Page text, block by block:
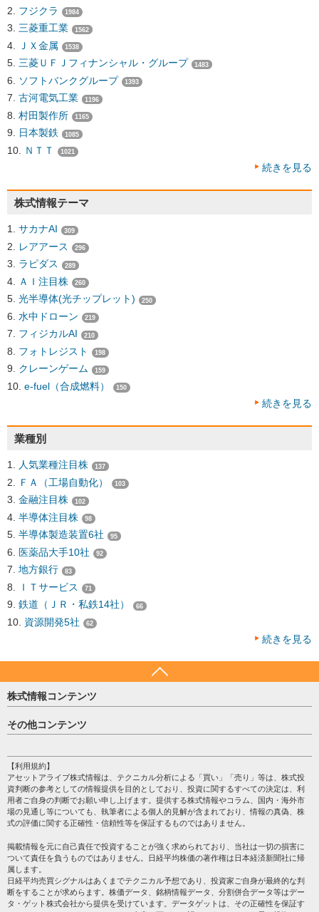
フジクラ 1984
三菱重工業 1562
ＪＸ金属 1538
三菱ＵＦＪフィナンシャル・グループ 1483
ソフトバンクグループ 1393
古河電気工業 1196
村田製作所 1165
日本製鉄 1085
ＮＴＴ 1021
続きを見る
株式情報テーマ
サカナAI 309
レアアース 296
ラピダス 289
ＡＩ注目株 260
光半導体(光チップレット) 250
水中ドローン 219
フィジカルAI 210
フォトレジスト 198
クレーンゲーム 159
e-fuel（合成燃料） 150
続きを見る
業種別
人気業種注目株 137
ＦＡ（工場自動化） 103
金融注目株 102
半導体注目株 98
半導体製造装置6社 95
医薬品大手10社 92
地方銀行 83
ＩＴサービス 71
鉄道（ＪＲ・私鉄14社） 66
資源開発5社 62
続きを見る
株式情報コンテンツ
日経平均
売買シグナル
注目銘柄
株テーマ情報
海外市況
投資カレンダー
格付け情報
その他コンテンツ
個人情報保護方針
プライバシーポリシー
会社案内
サイトマップ
過去データ
【利用規約】
アセットアライブ株式情報は、テクニカル分析による「買い」「売り」等は、株式投
資判断の参考としての情報提供を目的としており、投資に関するすべての決定は、利
用者ご自身の判断でお願い申し上げます。提供する株式情報やコラム、国内・海外市
場の見通し等についても、執筆者による個人的見解が含まれており、情報の真偽、株
式の評価に関する正確性・信頼性等を保証するものではありません。
掲載情報を元に自己責任で投資することが強く求められており、当社は一切の損害に
ついて責任を負うものではありません。日経平均株価の著作権は日本経済新聞社に帰
属します。
日経平均売買シグナルはあくまでテクニカル予想であり、投資家ご自身が最終的な判
断をすることが求めらます。株価データ、銘柄情報データ、分割併合データ等はデー
タ・ゲット株式会社から提供を受けています。データゲットは、その正確性を保証す